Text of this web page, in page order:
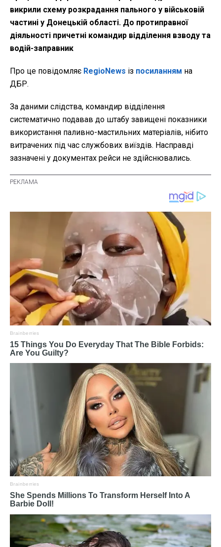
викрили схему розкрадання пального у військовій
частині у Донецькій області. До протиправної
діяльності причетні командир відділення взводу та
водій-заправник
Про це повідомляє RegioNews із посиланням на
ДБР.
За даними слідства, командир відділення
систематично подавав до штабу завищені показники
використання паливно-мастильних матеріалів, нібито
витрачених під час службових виїздів. Насправді
зазначені у документах рейси не здійснювались.